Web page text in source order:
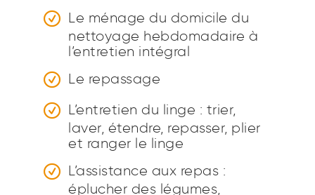
Le ménage du domicile du
nettoyage hebdomadaire à
l’entretien intégral
Le repassage
L’entretien du linge : trier,
laver, étendre, repasser, plier
et ranger le linge
L’assistance aux repas :
éplucher des légumes,